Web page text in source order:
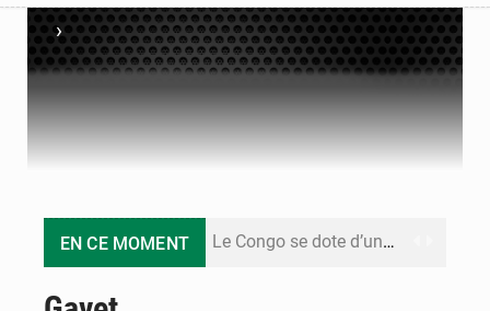
›
EN CE MOMENT Le Congo se dote d’un programme national pour valoriser les produits forestiers non ligneux